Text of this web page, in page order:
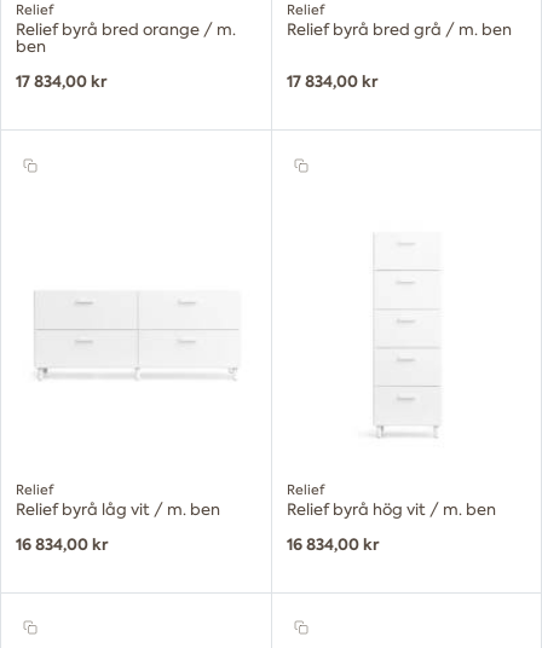
Relief
Relief byrå bred orange / m.
ben
17 834,00 kr
Relief
Relief byrå bred grå / m. ben
17 834,00 kr
Relief
Relief byrå låg vit / m. ben
16 834,00 kr
Relief
Relief byrå hög vit / m. ben
16 834,00 kr